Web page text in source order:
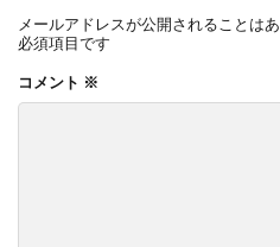
メールアドレスが公開されることはあ
必須項目です
コメント ※